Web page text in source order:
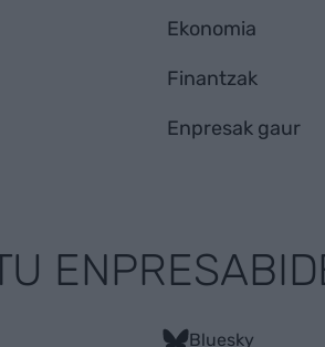
Ekonomia
Finantzak
Enpresak gaur
Bluesky